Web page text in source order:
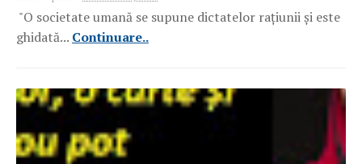
"O societate umană se supune dictatelor rațiunii și este
ghidată... Continuare..